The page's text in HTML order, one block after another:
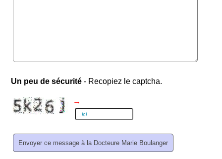
Un peu de sécurité - Recopiez le captcha.
→